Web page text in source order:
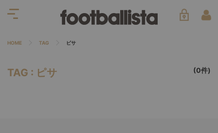
HOME TAG ピサ
TAG : ピサ (0件)